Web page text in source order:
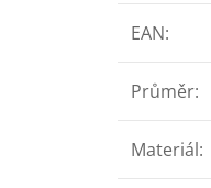
EAN:
Průměr:
Materiál: